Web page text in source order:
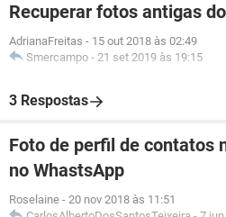
Recuperar fotos antigas
AdrianaFreitas - 15 out 2018 às 02:49
Smercampo - 21 set 2019 às 19:15
3 Respostas
Foto de perfil de contatos
no WhastsApp
Roselaine - 20 nov 2018 às 11:51